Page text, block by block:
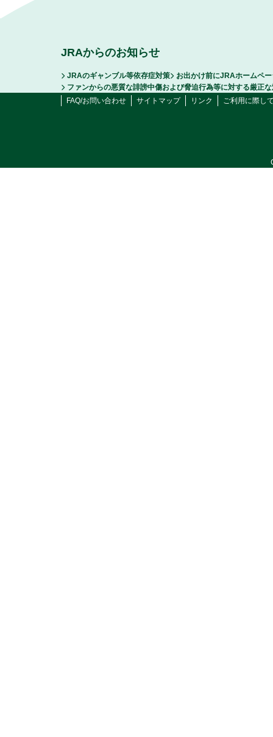
JRAからのお知らせ
JRAのギャンブル等依存症対策
お出かけ前にJRAホームペ
ファンからの悪質な誹謗中傷および脅迫行為等に対する厳正
FAQ/お問い合わせ
サイトマップ リンク ご利用に際し